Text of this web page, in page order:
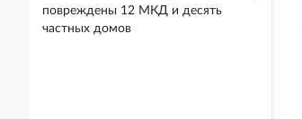
повреждены 12 МКД и десять
частных домов